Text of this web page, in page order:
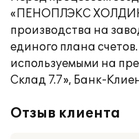
«ПЕНОПЛЭКС
производства на
единого плана
используемыми на
Склад 7.7», Банк-
Отзыв клиента